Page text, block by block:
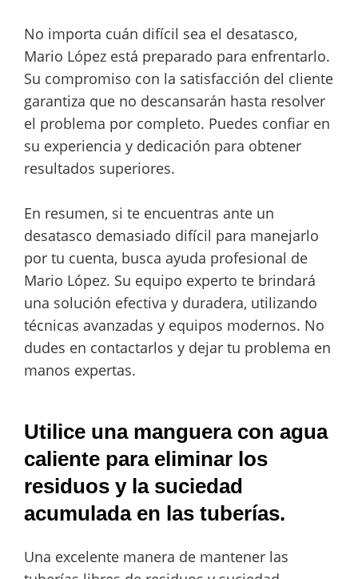
No importa cuán difícil sea el desatasco,
Mario López está preparado para enfrentarlo.
Su compromiso con la satisfacción del cliente
garantiza que no descansarán hasta resolver
el problema por completo. Puedes confiar en
su experiencia y dedicación para obtener
resultados superiores.
En resumen, si te encuentras ante un
desatasco demasiado difícil para manejarlo
por tu cuenta, busca ayuda profesional de
Mario López. Su equipo experto te brindará
una solución efectiva y duradera, utilizando
técnicas avanzadas y equipos modernos. No
dudes en contactarlos y dejar tu problema en
manos expertas.
Utilice una manguera con agua
caliente para eliminar los
residuos y la suciedad
acumulada en las tuberías.
Una excelente manera de mantener las